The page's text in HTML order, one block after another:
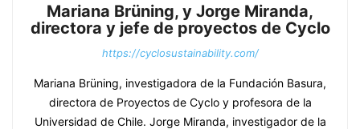
Mariana Brüning, y Jorge Miranda,
directora y jefe de proyectos de Cyclo
https://cyclosustainability.com/
Mariana Brüning, investigadora de la Fundación Basura,
directora de Proyectos de Cyclo y profesora de la
Universidad de Chile. Jorge Miranda, investigador de la